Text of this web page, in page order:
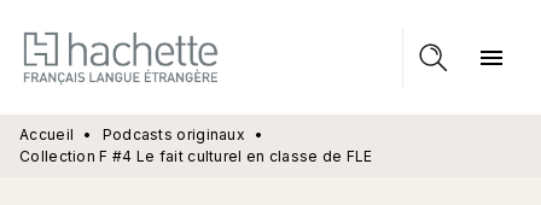
MENU RECHERCHE
CONTENU
PIED DE PAGE
menu
Accueil • Podcasts originaux
•
Collection F #4 Le fait culturel en classe de FLE